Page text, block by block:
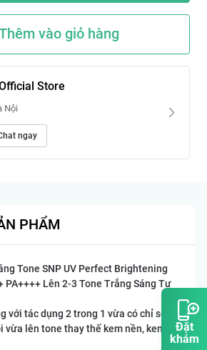
Đặt
khám
vào giỏ hàng
Store
Nội
ngay
PHẨM
Tone SNP UV Perfect Brightening
PA++++ Lên 2-3 Tone Trắng Sáng Tự
với tác dụng 2 trong 1 vừa có chỉ số
lên tone thay thế kem nền, kem